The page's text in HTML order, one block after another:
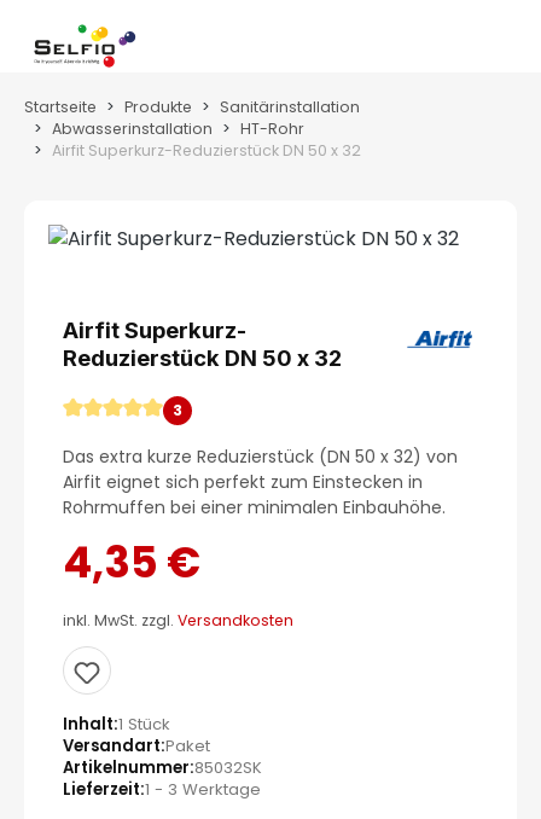
Zum Hauptinhalt springen
Startseite Produkte
Sanitärinstallation
Abwasserinstallation
HT-Rohr
Airfit Superkurz-Reduzierstück DN 50 x 32
Airfit Superkurz-
Reduzierstück DN 50 x 32
Durchschnittliche Bewertung von 5 von 5 Sternen
3
Das extra kurze Reduzierstück (DN 50 x 32) von
Airfit eignet sich perfekt zum Einstecken in
Rohrmuffen bei einer minimalen Einbauhöhe.
4,35 €
inkl. MwSt. zzgl. Versandkosten
Inhalt 1 Stück
Versandart Paket
Artikelnummer 85032SK
Lieferzeit 1 - 3 Werktage